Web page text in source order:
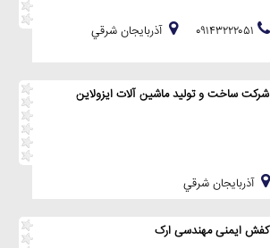
آذربايجان شرقي
شرکت ساخت و تولید ماشین آلات ایزولاین
آذربايجان شرقي
کفش ایمنی مهندسی ارک